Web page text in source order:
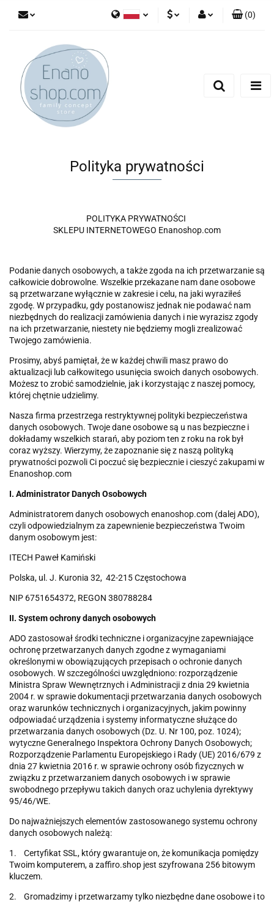
English
(0)
Polityka prywatności
POLITYKA PRYWATNOŚCI
SKLEPU INTERNETOWEGO Enanoshop.com
Podanie danych osobowych, a także zgoda na ich przetwarzanie są
całkowicie dobrowolne. Wszelkie przekazane nam dane osobowe
są przetwarzane wyłącznie w zakresie i celu, na jaki wyraziłeś
zgodę. W przypadku, gdy postanowisz jednak nie podawać nam
niezbędnych do realizacji zamówienia danych i nie wyrazisz zgody
na ich przetwarzanie, niestety nie będziemy mogli zrealizować
Twojego zamówienia.
Prosimy, abyś pamiętał, że w każdej chwili masz prawo do
aktualizacji lub całkowitego usunięcia swoich danych osobowych.
Możesz to zrobić samodzielnie, jak i korzystając z naszej pomocy,
której chętnie udzielimy.
Nasza firma przestrzega restryktywnej polityki bezpieczeństwa
danych osobowych. Twoje dane osobowe są u nas bezpieczne i
dokładamy wszelkich starań, aby poziom ten z roku na rok był
coraz wyższy. Wierzymy, że zapoznanie się z naszą polityką
prywatności pozwoli Ci poczuć się bezpiecznie i cieszyć zakupami w
Enanoshop.com
I. Administrator Danych Osobowych
Administratorem danych osobowych enanoshop.com (dalej ADO),
czyli odpowiedzialnym za zapewnienie bezpieczeństwa Twoim
danym osobowym jest:
ITECH Paweł Kamiński
Polska, ul. J. Kuronia 32, 42-215 Częstochowa
NIP 6751654372, REGON 380788284
II. System ochrony danych osobowych
ADO zastosował środki techniczne i organizacyjne zapewniające
ochronę przetwarzanych danych zgodne z wymaganiami
określonymi w obowiązujących przepisach o ochronie danych
osobowych. W szczególności uwzględniono: rozporządzenie
Ministra Spraw Wewnętrznych i Administracji z dnia 29 kwietnia
2004 r. w sprawie dokumentacji przetwarzania danych osobowych
oraz warunków technicznych i organizacyjnych, jakim powinny
odpowiadać urządzenia i systemy informatyczne służące do
przetwarzania danych osobowych (Dz. U. Nr 100, poz. 1024);
wytyczne Generalnego Inspektora Ochrony Danych Osobowych;
Rozporządzenie Parlamentu Europejskiego i Rady (UE) 2016/679 z
dnia 27 kwietnia 2016 r. w sprawie ochrony osób fizycznych w
związku z przetwarzaniem danych osobowych i w sprawie
swobodnego przepływu takich danych oraz uchylenia dyrektywy
95/46/WE.
Do najważniejszych elementów zastosowanego systemu ochrony
danych osobowych należą:
1. Certyfikat SSL, który gwarantuje on, że komunikacja pomiędzy
Twoim komputerem, a zaffiro.shop jest szyfrowana 256 bitowym
kluczem.
2. Gromadzimy i przetwarzamy tylko niezbędne dane osobowe i to